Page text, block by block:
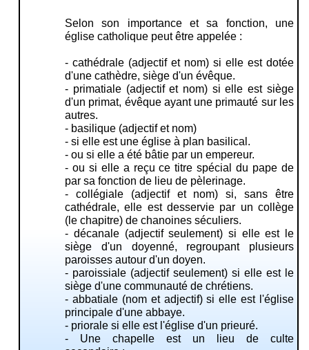
Selon son importance et sa fonction, une
église catholique peut être appelée :
-cathédrale (adjectif et nom) si elle est dotée
d'unecathèdre, siège d'unévêque.
- primatiale(adjectif et nom) si elle est siège
d'un primat, évêqueayant une primauté sur les
autres.
- basilique (adjectif et nom)
- si elle est uneéglise à plan basilical .
- ou si elle a été bâtie par un empereur.
- ou si elle a reçu ce titre spécial du papede
par sa fonction de lieu de pèlerinage.
- collégiale (adjectif et nom) si, sans être
cathédrale, elle est desservie par un collège
(lechapitre) dechanoines séculiers.
- décanale(adjectif seulement) si elle est le
siège d'un doyenné, regroupant plusieurs
paroisses autour d'un doyen.
- paroissiale (adjectif seulement) si elle est le
siège d'une communauté de chrétiens.
-abbatiale (nom et adjectif) si elle est l'église
principale d'uneabbaye.
- priorale si elle est l'église d'un prieuré.
- Unechapelle est un lieu de culte